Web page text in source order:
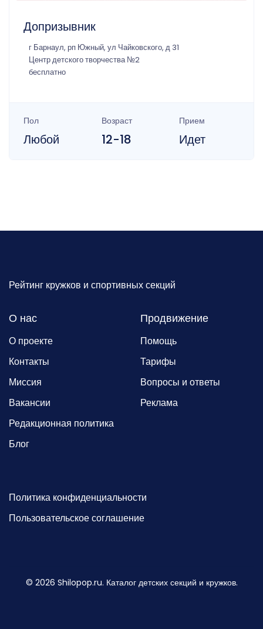
Допризывник
г Барнаул, рп Южный, ул Чайковского, д 31
Центр детского творчества №2
бесплатно
Пол
Любой
Возраст
12-18
Прием
Идет
Рейтинг кружков и спортивных секций
О нас
О проекте
Контакты
Миссия
Вакансии
Редакционная политика
Блог
Продвижение
Помощь
Тарифы
Вопросы и ответы
Реклама
Политика конфиденциальности
Пользовательское соглашение
© 2026 Shilopop.ru. Каталог детских секций и кружков.